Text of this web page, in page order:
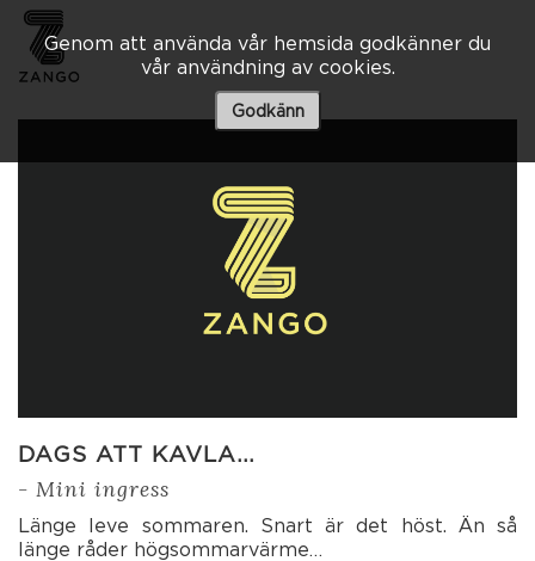
Genom att använda vår hemsida godkänner du
vår användning av cookies.
Godkänn
3 A
– 10 80 00
DAGS ATT KAVLA…
- Mini ingress
Länge leve sommaren. Snart är det höst. Än så
länge råder högsommarvärme…